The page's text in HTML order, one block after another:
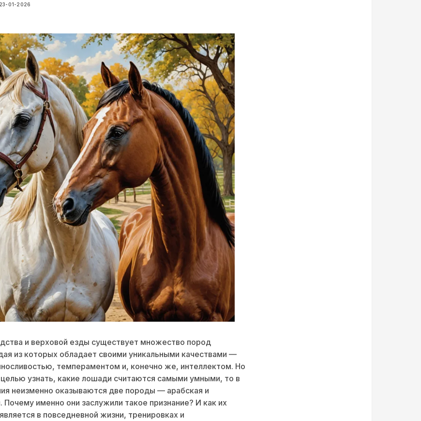
23-01-2026
и верховой езды существует множество пород
из которых обладает своими уникальными качествами —
темпераментом и, конечно же, интеллектом. Но
целью узнать, какие лошади считаются самыми умными, то в
неизменно оказываются две породы — арабская и
Почему именно они заслужили такое признание? И как их
в повседневной жизни, тренировках и